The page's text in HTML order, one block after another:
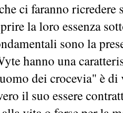
ci faranno ricredere
la loro essenza
sono la
hanno una
dei crocevia" è
il suo essere